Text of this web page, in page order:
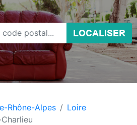
LOCALISER
Rhône-Alpes
Loire